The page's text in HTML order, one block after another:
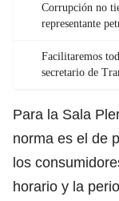
Corrupción no
representante
Facilitaremos
secretario de
Para la Sala
norma es el de
los
horario y la